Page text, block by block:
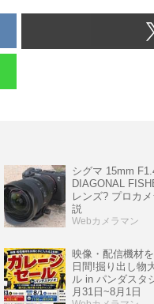
シグマ 15mm
DIAGONAL
レンズ? プロカ
説
Webカメラマン
映像・配信機材
日間!掘り出し物
ル in パンダスタ
月31日~8月1日